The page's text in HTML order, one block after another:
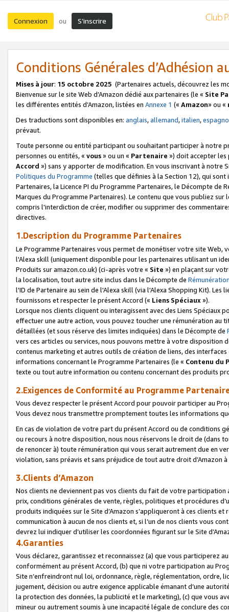
Connexion ou S’inscrire
Conditions Générales d’Adhésion
Mises à jour: 15 octobre 2025 (Partenaires actuels, découvrez les
Bienvenue sur le site Web d’Amazon dédié aux partenaires (le « Site
les différentes entités d’Amazon, listées en Annexe 1 (« Amazon» ou «
Des traductions sont disponibles en: anglais,allemand,italien,
prévaut.
Toute personne ou entité participant ou souhaitant participer à notre
personnes ou entités, « vous» ou un « Partenaire ») doit accepter les
Accord ») sans y apporter de modification. En vous inscrivant à notre
Politiques du Programme (telles que définies à la Section 12), qui
Partenaires, la Licence PI du Programme Partenaires, le Décompte de
Marques du Programme Partenaires). Le contenu que vous publiez
compris l'interdiction de créer, modifier ou supprimer des
directives.
1.Description du Programme Partenaires
Le Programme Partenaires vous permet de monétiser votre site Web,
l'Alexa skill (uniquement disponible pour les partenaires utilisant un
Produits sur amazon.co.uk) (ci-après votre « Site ») en plaçant sur
la localisation, tout autre site inclus dans le Décompte de
l'ID de Partenaire au sein de l'Alexa skill (via l'Alexa Shopping Kit).
fournissons et respecter le présent Accord (« Liens Spéciaux»).
Lorsque nos clients cliquent ou interagissent avec des Liens Spéciaux
effectuer une autre action, vous pouvez toucher une rémunération
détaillées (et sous réserve des limites indiquées) dans le Décompte de
vers ces articles ou services, nous pouvons mettre à votre disposition
contenus marketing et autres outils de création de liens, des
informations concernant le Programme Partenaires (le « Contenu du
texte ou tout autre information ou contenu concernant des produits
2.Exigences de Conformité au Programme
Vous devez respecter le présent Accord pour pouvoir participer au
Vous devez nous transmettre promptement toutes les informations
En cas de violation de votre part du présent Accord ou de conditions
ou recours à notre disposition, nous nous réservons le droit de (dans
de renoncer à) toute rémunération qui vous serait autrement due en
violation, sans préavis et sans préjudice de tout autre droit
3.Clients d’Amazon
Nos clients ne deviennent pas vos clients du fait de votre
prix, conditions générales de vente, règles, politiques et procédures
produits indiquées sur le Site d’Amazon s’appliqueront à ces clients
communication à aucun de nos clients et, si l’un de nos clients vous
devrez lui indiquer d’utiliser les coordonnées figurant sur le Site
4.Garanties
Vous déclarez, garantissez et reconnaissez (a) que vous participerez
conformément au présent Accord, (b) que ni votre participation au
Site n’enfreindront nul loi, ordonnance, règle, réglementation, ordre,
jugement, décision ou autre exigence applicable émanant d’une
la protection des données, la publicité et le marketing), (c) que vous
mineur ou autrement soumis à une incapacité légale de conclure des